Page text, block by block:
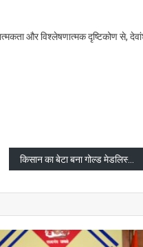
और विश्लेषणात्मक दृष्टिकोण से,
किसान का बेटा बना गोल्ड मेडलिस्ट, तजिंदरपाल सिंह तूर ने 38वें नेशनल गेम्स में रचा इतिहास